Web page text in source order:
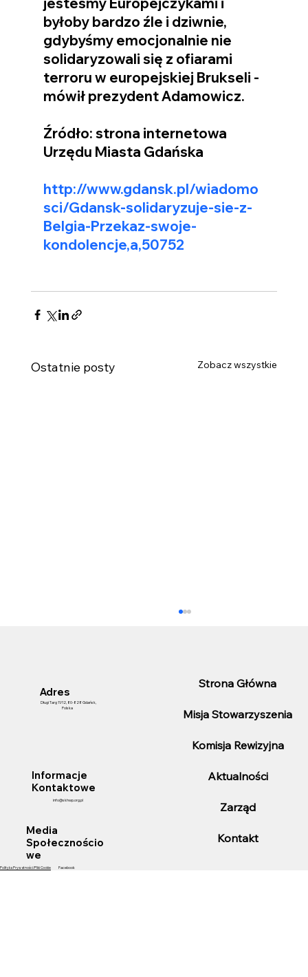
byłoby bardzo źle i dziwnie,
gdybyśmy emocjonalnie nie
solidaryzowali się z ofiarami
terroru w europejskiej Brukseli -
mówił prezydent Adamowicz.
Źródło: strona internetowa
Urzędu Miasta Gdańska
http://www.gdansk.pl/wiadomo
sci/Gdansk-solidaryzuje-sie-z-
Belgia-Przekaz-swoje-
kondolencje,a,50752
Ostatnie posty Zobacz wszystkie
25-lecie pełnienia funkcji Konsula
Honorowego Chile przez Pana Marka
Listowskiego.
Strona Główna
Misja Stowarzyszenia
Komisja Rewizyjna
Aktualności
Zarząd
Kontakt
Informacje
Kontaktowe
info@skhwp.org.pl
Adres
Długi Targ 11/12, 80-828 Gdańsk,
Polska
Media
Społecznościo
we
Facebook
Polityka Prywatności/Pliki Cookie